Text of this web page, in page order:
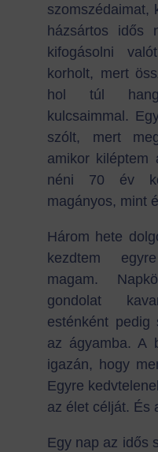
szomszédaimat,
házsártos idős
kifogásolni
korholt, mert
hol túl
kulcsaimmal.
szólt, mert
amikor kiléptem
néni 70 év
magányos, mint
Három hete
kezdtem
magam.
gondolat
esténként pedig
az ágyamba. A
igazán, hogy
Egyre
az élet célját. És
Egy nap az idős